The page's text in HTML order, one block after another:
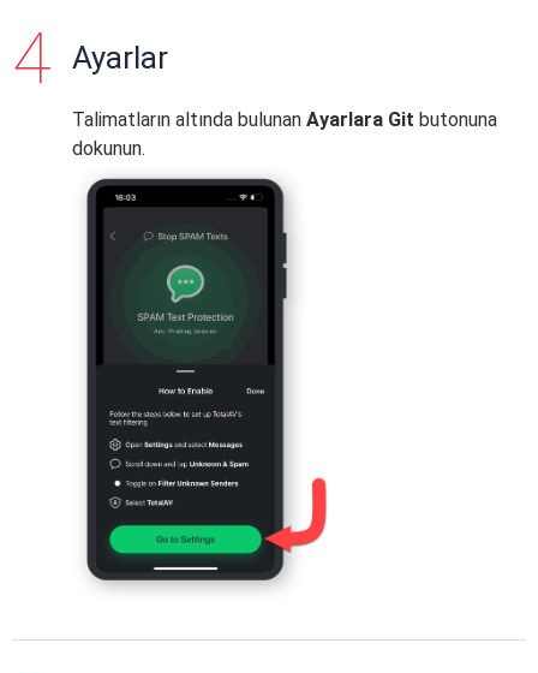
Ayarlar
Talimatların altında bulunan Ayarlara Git butonuna
dokunun.